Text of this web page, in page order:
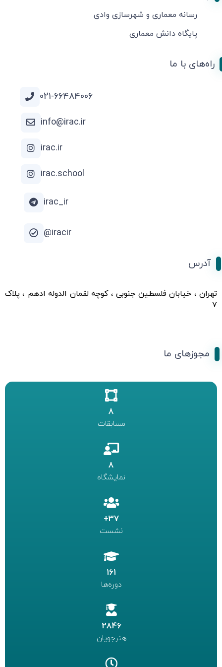
رسانه معماری و شهرسازی وادی
پایگاه دانش معماری
راه‌های با ما
021-66484006
info@irac.ir
irac.ir
irac.school
irac_ir
iracir@
آدرس
تهران ، خیابان فلسطین جنوبی ، کوچه لقمان الدوله ادهم ، پلاک
۷
مجوزهای ما
8
مسابقات
8
نمایشگاه
37+
نشست
161
دوره‌ها
2846
هنرجویان